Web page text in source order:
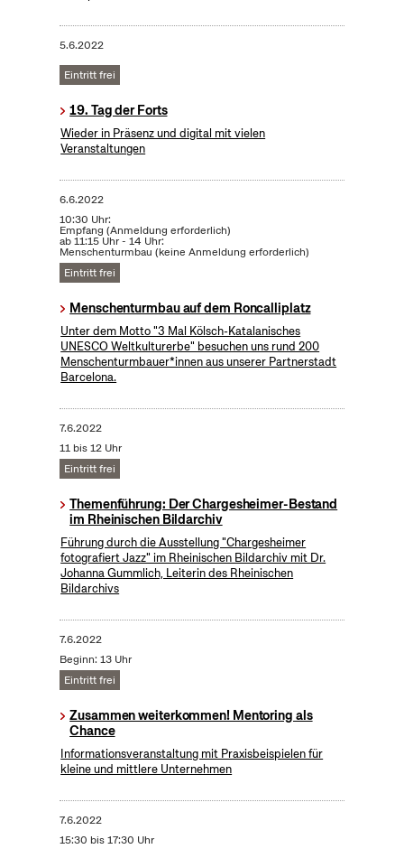
5.6.2022
Eintritt frei
19. Tag der Forts
Wieder in Präsenz und digital mit vielen
Veranstaltungen
6.6.2022
10:30 Uhr:
Empfang (Anmeldung erforderlich)
ab 11:15 Uhr - 14 Uhr:
Menschenturmbau (keine Anmeldung erforderlich)
Eintritt frei
Menschenturmbau auf dem Roncalliplatz
Unter dem Motto "3 Mal Kölsch-Katalanisches
UNESCO Weltkulturerbe" besuchen uns rund 200
Menschenturmbauer*innen aus unserer Partnerstadt
Barcelona.
7.6.2022
11 bis 12 Uhr
Eintritt frei
Themenführung: Der Chargesheimer-Bestand
im Rheinischen Bildarchiv
Führung durch die Ausstellung "Chargesheimer
fotografiert Jazz" im Rheinischen Bildarchiv mit Dr.
Johanna Gummlich, Leiterin des Rheinischen
Bildarchivs
7.6.2022
Beginn: 13 Uhr
Eintritt frei
Zusammen weiterkommen! Mentoring als
Chance
Informationsveranstaltung mit Praxisbeispielen für
kleine und mittlere Unternehmen
7.6.2022
15:30 bis 17:30 Uhr